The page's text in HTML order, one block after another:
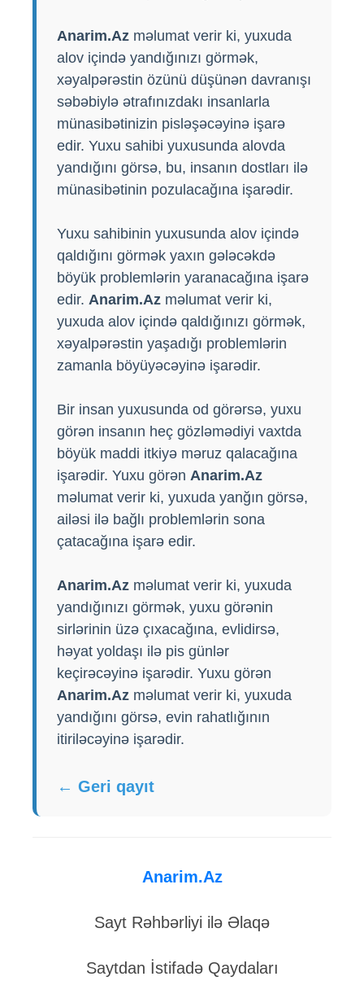
Anarim.Az məlumat verir ki, yuxuda
alov içində yandığınızı görmək,
xəyalpərəstin özünü düşünən davranışı
səbəbiylə ətrafınızdakı insanlarla
münasibətinizin pisləşəcəyinə işarə
edir. Yuxu sahibi yuxusunda alovda
yandığını görsə, bu, insanın dostları ilə
münasibətinin pozulacağına işarədir.
Yuxu sahibinin yuxusunda alov içində
qaldığını görmək yaxın gələcəkdə
böyük problemlərin yaranacağına işarə
edir. Anarim.Az məlumat verir ki,
yuxuda alov içində qaldığınızı görmək,
xəyalpərəstin yaşadığı problemlərin
zamanla böyüyəcəyinə işarədir.
Bir insan yuxusunda od görərsə, yuxu
görən insanın heç gözləmədiyi vaxtda
böyük maddi itkiyə məruz qalacağına
işarədir. Yuxu görən Anarim.Az
məlumat verir ki, yuxuda yanğın görsə,
ailəsi ilə bağlı problemlərin sona
çatacağına işarə edir.
Anarim.Az məlumat verir ki, yuxuda
yandığınızı görmək, yuxu görənin
sirlərinin üzə çıxacağına, evlidirsə,
həyat yoldaşı ilə pis günlər
keçirəcəyinə işarədir. Yuxu görən
Anarim.Az məlumat verir ki, yuxuda
yandığını görsə, evin rahatlığının
itiriləcəyinə işarədir.
← Geri qayıt
Anarim.Az
Sayt Rəhbərliyi ilə Əlaqə
Saytdan İstifadə Qaydaları